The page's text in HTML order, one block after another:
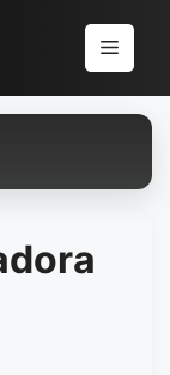
Menu